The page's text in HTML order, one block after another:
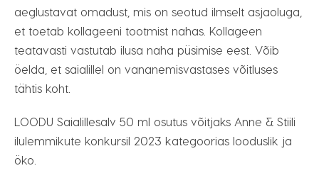
aeglustavat omadust, mis on seotud ilmselt asjaoluga,
et toetab kollageeni tootmist nahas. Kollageen
teatavasti vastutab ilusa naha püsimise eest. Võib
öelda, et saialillel on vananemisvastases võitluses
tähtis koht.
LOODU Saialillesalv 50 ml osutus võitjaks Anne & Stiili
ilulemmikute konkursil 2023 kategoorias looduslik ja
öko.